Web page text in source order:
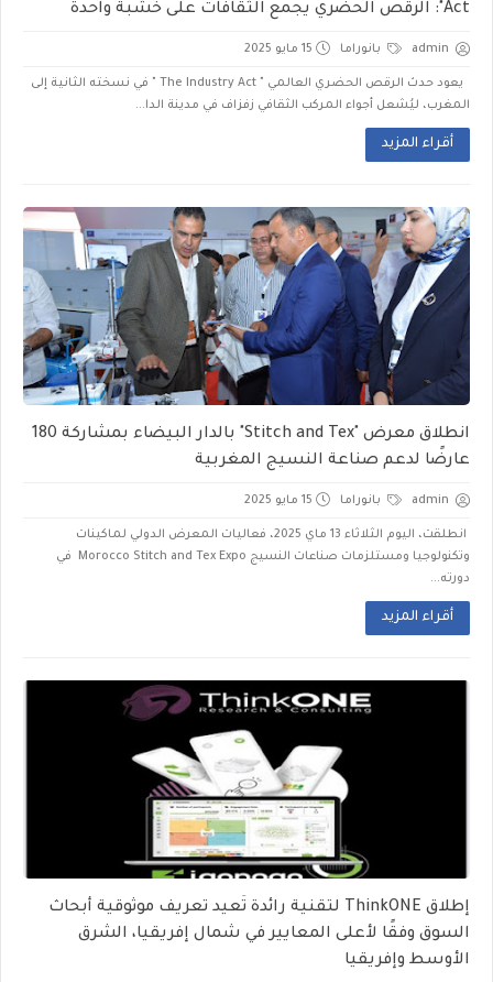
Act": الرقص الحضري يجمع الثقافات على خشبة واحدة
admin بانوراما 15 مايو 2025
يعود حدث الرقص الحضري العالمي " The Industry Act " في نسخته الثانية إلى
المغرب، ليُشعل أجواء المركب الثقافي زفزاف في مدينة الدا...
أقراء المزيد
انطلاق معرض "Stitch and Tex" بالدار البيضاء بمشاركة 180
عارضًا لدعم صناعة النسيج المغربية
admin بانوراما 15 مايو 2025
انطلقت، اليوم الثلاثاء 13 ماي 2025، فعاليات المعرض الدولي لماكينات
وتكنولوجيا ومستلزمات صناعات النسيج Morocco Stitch and Tex Expo في
دورته...
أقراء المزيد
إطلاق ThinkONE لتقنية رائدة تُعيد تعريف موثوقية أبحاث
السوق وفقًا لأعلى المعايير في شمال إفريقيا، الشرق
الأوسط وإفريقيا